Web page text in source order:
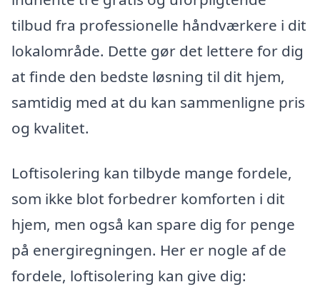
tilbud fra professionelle håndværkere i dit
lokalområde. Dette gør det lettere for dig
at finde den bedste løsning til dit hjem,
samtidig med at du kan sammenligne pris
og kvalitet.
Loftisolering kan tilbyde mange fordele,
som ikke blot forbedrer komforten i dit
hjem, men også kan spare dig for penge
på energiregningen. Her er nogle af de
fordele, loftisolering kan give dig: